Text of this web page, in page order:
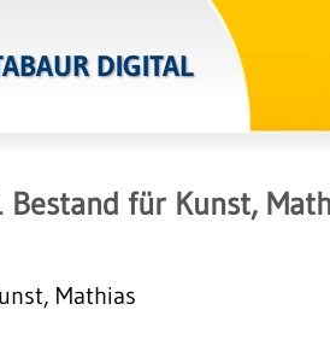
DIGITAL
Bestand für Kunst,
Mathias